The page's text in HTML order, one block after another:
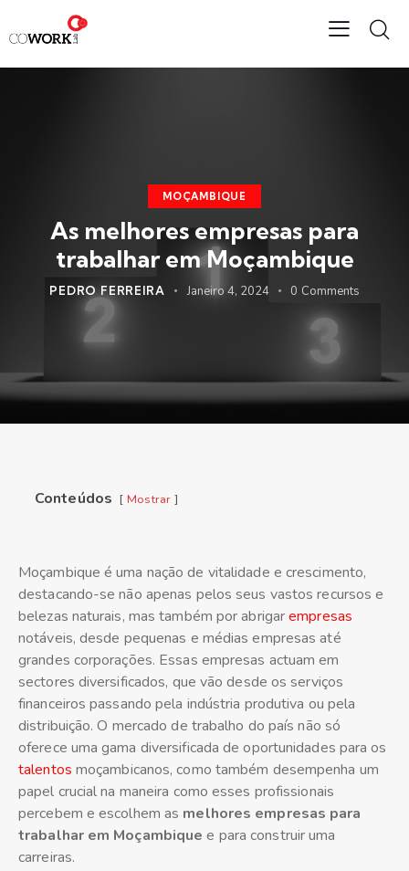
MOÇAMBIQUE
As melhores empresas para
trabalhar em Moçambique
PEDRO FERREIRA Janeiro 4, 2024 0 Comments
Conteúdos Mostrar
Moçambique é uma nação de vitalidade e crescimento,
destacando-se não apenas pelos seus vastos recursos e
belezas naturais, mas também por abrigarempresas
notáveis, desde pequenas e médias empresas até
grandes corporações. Essas empresas actuam em
sectores diversificados, que vão desde os serviços
financeiros passando pela indústria produtiva ou pela
distribuição. O mercado de trabalho do país não só
oferece uma gama diversificada de oportunidades para os
talentos moçambicanos, como também desempenha um
papel crucial na maneira como esses profissionais
percebem e escolhem as melhores empresas para
trabalhar em Moçambique e para construir uma
carreiras.